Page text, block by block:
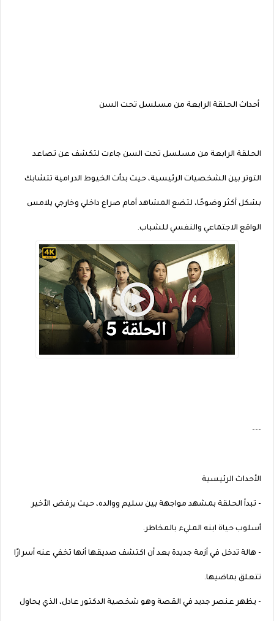
أحداث الحلقة الرابعة من مسلسل تحت السن
الحلقة الرابعة من مسلسل تحت السن جاءت لتكشف عن تصاعد
التوتر بين الشخصيات الرئيسية، حيث بدأت الخيوط الدرامية تتشابك
بشكل أكثر وضوحًا، لتضع المشاهد أمام صراع داخلي وخارجي يلامس
الواقع الاجتماعي والنفسي للشباب.
---
الأحداث الرئيسية
- تبدأ الحلقة بمشهد مواجهة بين سليم ووالده، حيث يرفض الأخير
أسلوب حياة ابنه المليء بالمخاطر.
- هالة تدخل في أزمة جديدة بعد أن اكتشف صديقها أنها تخفي عنه أسرارًا
تتعلق بماضيها.
- يظهر عنصر جديد في القصة وهو شخصية الدكتور عادل، الذي يحاول